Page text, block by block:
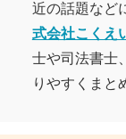
近の話題など
式会社こくえ
士や司法書士
りやすくまと